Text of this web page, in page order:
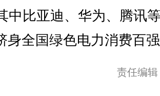
中比亚迪、华为、腾讯
身全国绿色电力消费百
责任编